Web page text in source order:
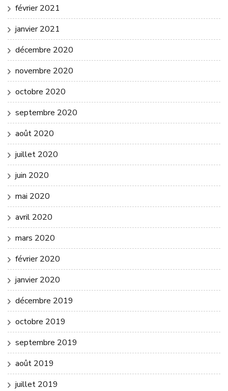
février 2021
janvier 2021
décembre 2020
novembre 2020
octobre 2020
septembre 2020
août 2020
juillet 2020
juin 2020
mai 2020
avril 2020
mars 2020
février 2020
janvier 2020
décembre 2019
octobre 2019
septembre 2019
août 2019
juillet 2019